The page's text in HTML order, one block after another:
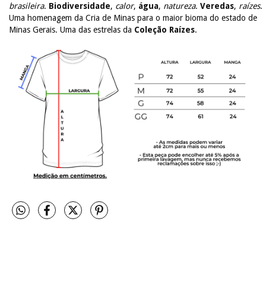
brasileira. Biodiversidade, calor, água, natureza. Veredas, raízes.
Uma homenagem da Cria de Minas para o maior bioma do estado de
Minas Gerais. Uma das estrelas da Coleção Raízes.